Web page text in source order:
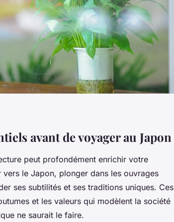
avant de voyager au Japon
peut profondément enrichir votre
le Japon, plonger dans les ouvrages
ses subtilités et ses traditions uniques. Ces
et les valeurs qui modèlent la société
ne saurait le faire.